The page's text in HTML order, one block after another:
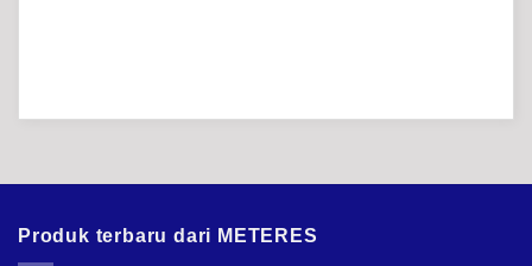
Produk terbaru dari METERES